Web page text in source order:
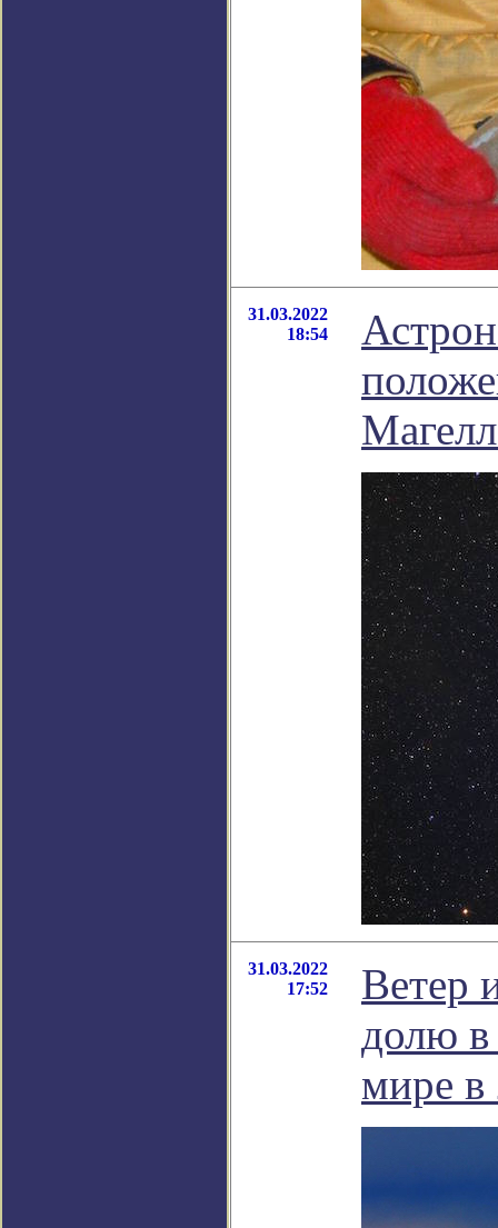
31.03.2022
18:54
31.03.2022
17:52
Ветер
долю в
мире в